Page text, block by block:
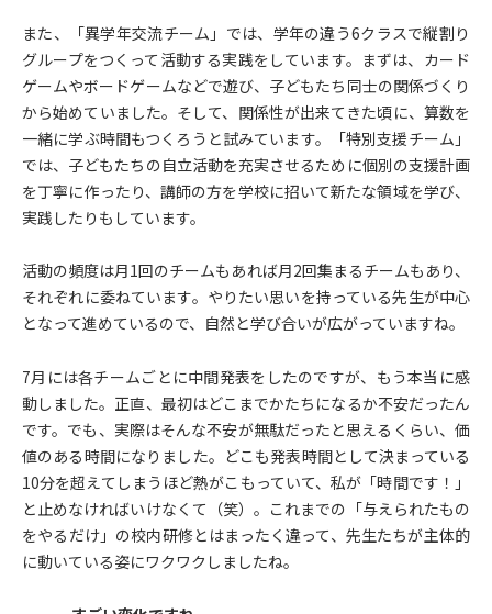
また、「異学年交流チーム」では、学年の違う6クラスで縦割り
グループをつくって活動する実践をしています。まずは、カード
ゲームやボードゲームなどで遊び、子どもたち同士の関係づくり
から始めていました。そして、関係性が出来てきた頃に、算数を
一緒に学ぶ時間もつくろうと試みています。「特別支援チーム」
では、子どもたちの自立活動を充実させるために個別の支援計画
を丁寧に作ったり、講師の方を学校に招いて新たな領域を学び、
実践したりもしています。
活動の頻度は月1回のチームもあれば月2回集まるチームもあり、
それぞれに委ねています。やりたい思いを持っている先生が中心
となって進めているので、自然と学び合いが広がっていますね。
7月には各チームごとに中間発表をしたのですが、もう本当に感
動しました。正直、最初はどこまでかたちになるか不安だったん
です。でも、実際はそんな不安が無駄だったと思えるくらい、価
値のある時間になりました。どこも発表時間として決まっている
10分を超えてしまうほど熱がこもっていて、私が「時間です！」
と止めなければいけなくて（笑）。これまでの「与えられたもの
をやるだけ」の校内研修とはまったく違って、先生たちが主体的
に動いている姿にワクワクしましたね。